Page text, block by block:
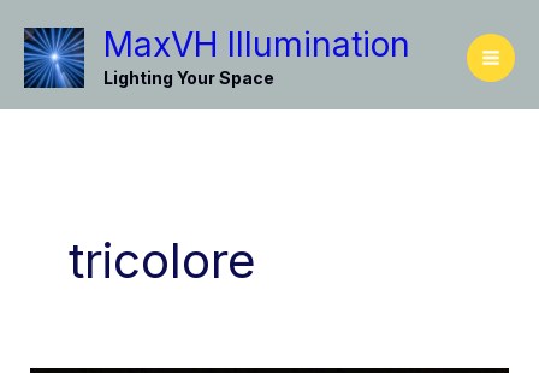
contenuto
MaxVH Illumination
Lighting Your Space
tricolore